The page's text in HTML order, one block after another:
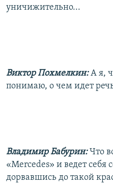
уничижительно...
Виктор Похмелкин:А я,
понимаю, о чем идет
Владимир Бабурин:Что
«Mercedes» и ведет себя
дорвавшись до такой